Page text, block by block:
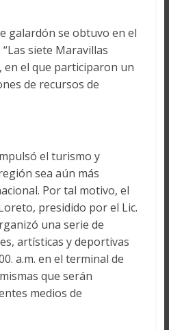
galardón se obtuvo en el
siete Maravillas
en el que participaron un
de recursos de
el turismo y
sea aún más
Por tal motivo, el
presidido por el Lic.
una serie de
artísticas y deportivas
a.m. en el terminal de
que serán
medios de